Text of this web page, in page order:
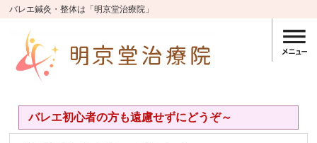
バレエ鍼灸・整体は「明京堂治療院」
バレエ初心者の方も遠慮せずにどうぞ～